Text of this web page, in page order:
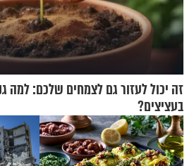
זה יכול לעזור גם לצמחים שלכם: למה
בעציצים?